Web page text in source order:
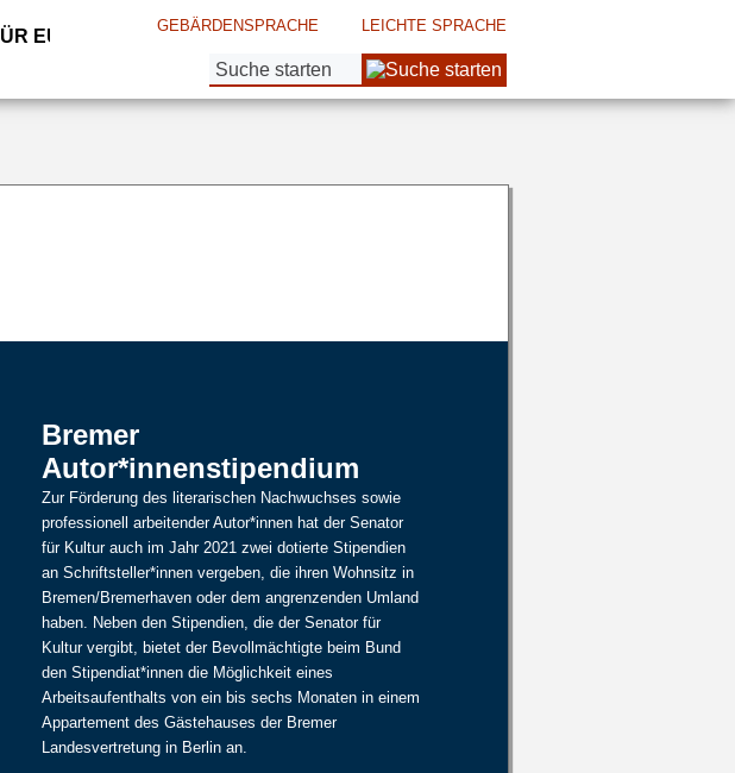
EUROPA
GEBÄRDENSPRACHE LEICHTE SPRACHE
Suche:
Bremer
Autor*innenstipendium
Zur Förderung des literarischen Nachwuchses sowie
professionell arbeitender Autor*innen hat der Senator
für Kultur auch im Jahr 2021 zwei dotierte Stipendien
an Schriftsteller*innen vergeben, die ihren Wohnsitz in
Bremen/Bremerhaven oder dem angrenzenden Umland
haben. Neben den Stipendien, die der Senator für
Kultur vergibt, bietet der Bevollmächtigte beim Bund
den Stipendiat*innen die Möglichkeit eines
Arbeitsaufenthalts von ein bis sechs Monaten in einem
Appartement des Gästehauses der Bremer
Landesvertretung in Berlin an.